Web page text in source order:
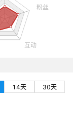
14天 30天